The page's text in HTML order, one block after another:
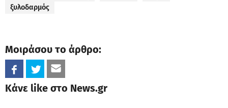
ξυλοδαρμός
Μοιράσου το άρθρο:
Κάνε like στο News.gr